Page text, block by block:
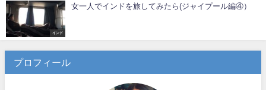
インド
女一人でインドを旅してみたら(ジャイプール編④）
プロフィール